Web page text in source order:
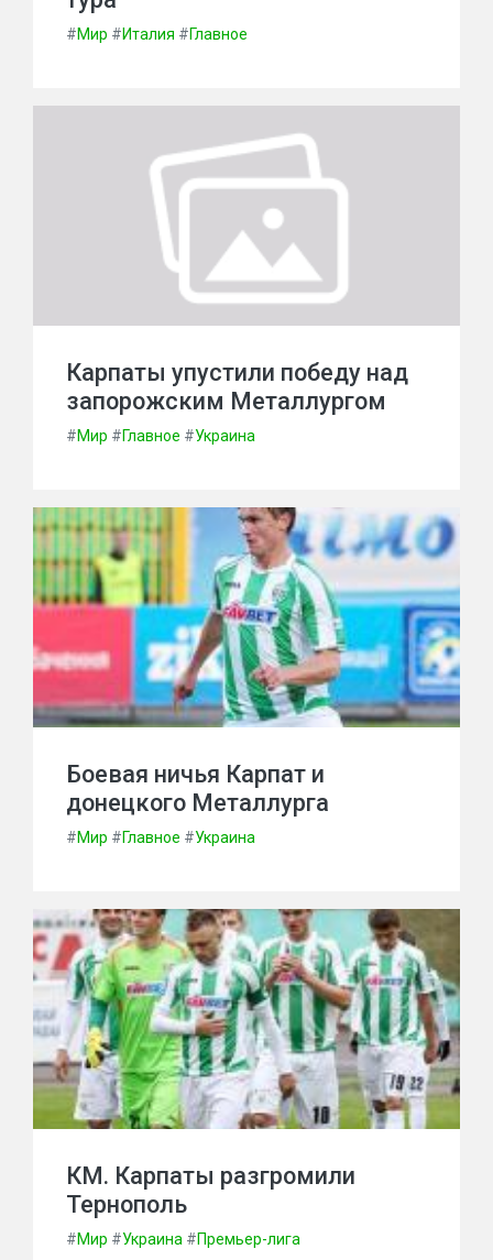
#Мир #Италия #Главное
Карпаты упустили победу над
запорожским Металлургом
#Мир #Главное #Украина
Боевая ничья Карпат и
донецкого Металлурга
#Мир #Главное #Украина
КМ. Карпаты разгромили
Тернополь
#Мир #Украина #Премьер-лига